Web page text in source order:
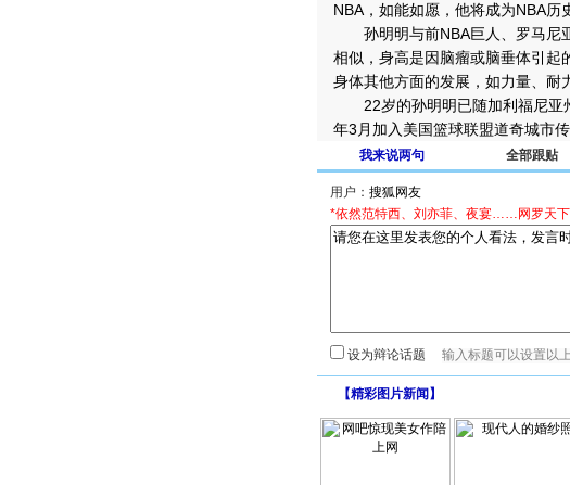
NBA，如能如愿，他将成为NBA历
孙明明与前NBA巨人、罗马尼亚
相似，身高是因脑瘤或脑垂体引起
身体其他方面的发展，如力量、耐
22岁的孙明明已随加利福尼亚
年3月加入美国篮球联盟道奇城市
我来说两句 全部跟贴
用户：
*依然范特西、刘亦菲、夜宴……网罗天下
设为辩论话题
【精彩图片新闻 】